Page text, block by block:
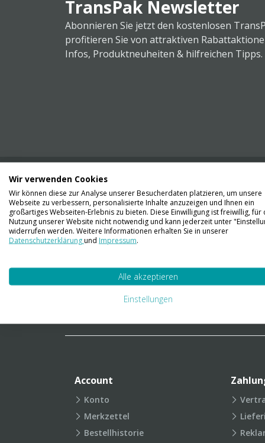
TransPak Newsletter
Abonnieren Sie jetzt den kostenlosen
profitieren Sie von attraktiven
Infos, Produktneuheiten & hilfreichen Tipps.
Kontaktieren Sie uns
061 711 73 56
Verpackungslexikon
FAQ
Account
Konto
Merkzettel
Bestellhistorie
Wir verwenden Cookies
Wir können diese zur Analyse unserer Besucherdaten platzieren, um unsere
Webseite zu verbessern, personalisierte Inhalte anzuzeigen und Ihnen ein
großartiges Webseiten-Erlebnis zu bieten. Diese Einwilligung ist freiwillig, für
Nutzung unserer Website nicht notwendig und kann jederzeit unter
widerrufen werden. Weitere Informationen erhalten Sie in unserer
Datenschutzerklärungund Impressum.
Alle akzeptieren
Einstellungen